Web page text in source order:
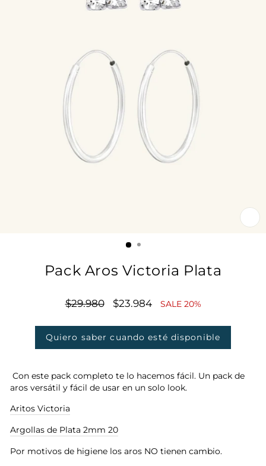
Pack Aros Victoria Plata
Precio
$29.980
Precio
oferta
$23.984 SALE 20%
Quiero saber cuando esté disponible
Con este pack completo te lo hacemos fácil. Un pack de
aros versátil y fácil de usar en un solo look.
Aritos Victoria
Argollas de Plata 2mm 20
Por motivos de higiene los aros NO tienen cambio.